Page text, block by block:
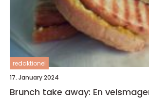
redaktionel
17. January 2024
Brunch take away: En